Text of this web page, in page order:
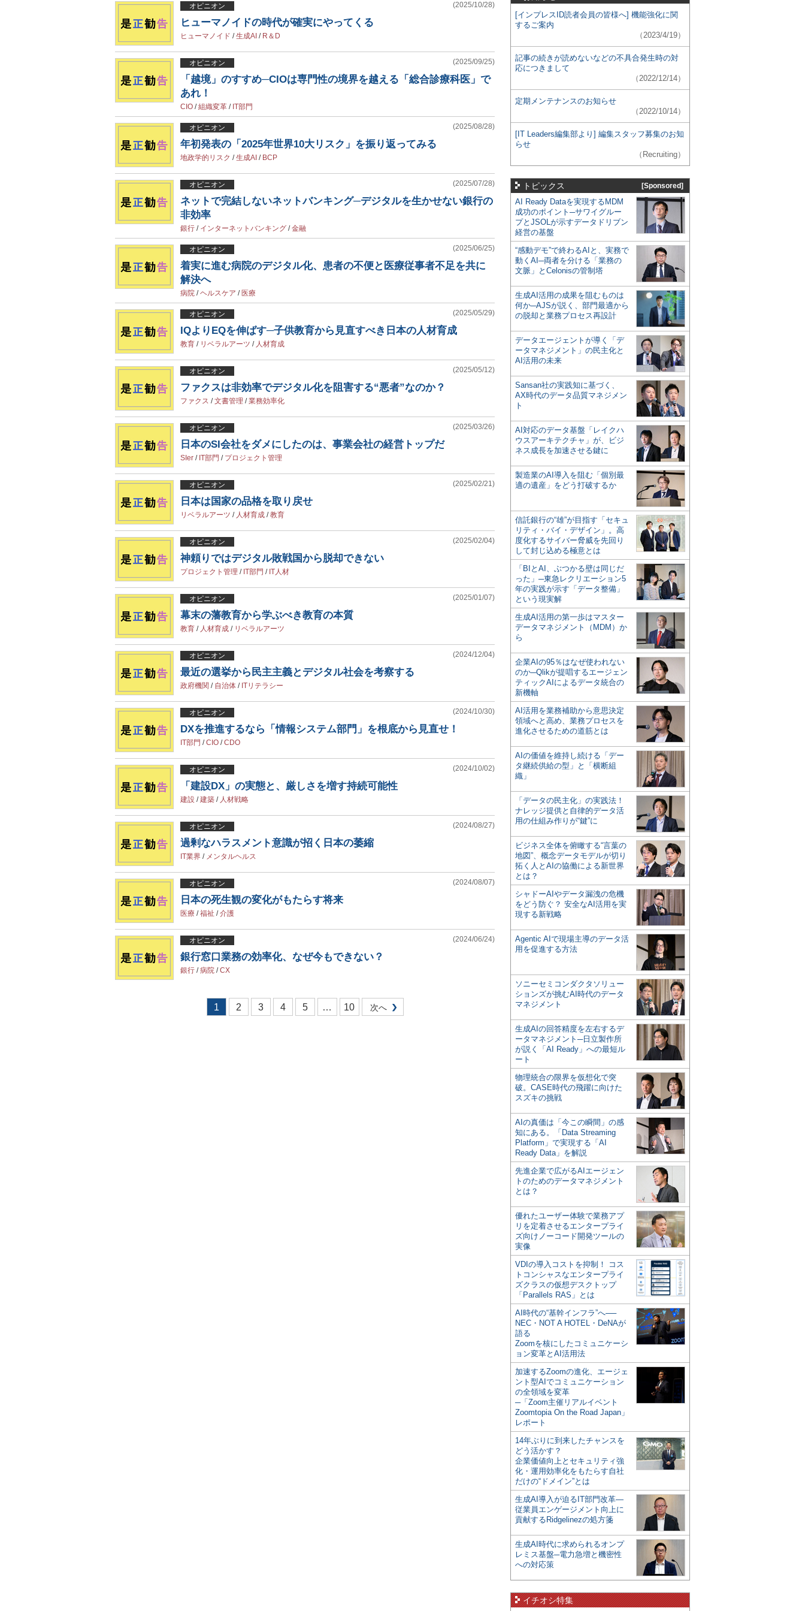
オピニオン (2025/10/28)
ヒューマノイドの時代が確実にやってくる
ヒューマノイド /生成AI / R＆D
オピニオン (2025/09/25)
「越境」のすすめ─CIOは専門性の境界を越える「総合診療科医」で
あれ！
CIO /組織変革 / IT部門
オピニオン (2025/08/28)
年初発表の「2025年世界10大リスク」を振り返ってみる
地政学的リスク /生成AI / BCP
オピニオン (2025/07/28)
ネットで完結しないネットバンキング─デジタルを生かせない銀行の
非効率
銀行 / インターネットバンキング /金融
オピニオン (2025/06/25)
着実に進む病院のデジタル化、患者の不便と医療従事者不足を共に
解決へ
病院 /ヘルスケア / 医療
オピニオン (2025/05/29)
IQよりEQを伸ばす─子供教育から見直すべき日本の人材育成
教育 / リベラルアーツ / 人材育成
オピニオン (2025/05/12)
ファクスは非効率でデジタル化を阻害する“悪者”なのか？
ファクス /文書管理 /業務効率化
オピニオン (2025/03/26)
日本のSI会社をダメにしたのは、事業会社の経営トップだ
SIer / IT部門 / プロジェクト管理
オピニオン (2025/02/21)
日本は国家の品格を取り戻せ
リベラルアーツ / 人材育成 /教育
オピニオン (2025/02/04)
神頼りではデジタル敗戦国から脱却できない
プロジェクト管理 / IT部門 / IT人材
オピニオン (2025/01/07)
幕末の藩教育から学ぶべき教育の本質
教育 / 人材育成 / リベラルアーツ
オピニオン (2024/12/04)
最近の選挙から民主主義とデジタル社会を考察する
政府機関 / 自治体 / ITリテラシー
オピニオン (2024/10/30)
DXを推進するなら「情報システム部門」を根底から見直せ！
IT部門 /CIO /CDO
オピニオン (2024/10/02)
「建設DX」の実態と、厳しさを増す持続可能性
建設 /建築 / 人材戦略
オピニオン (2024/08/27)
過剰なハラスメント意識が招く日本の萎縮
IT業界 / メンタルヘルス
オピニオン (2024/08/07)
日本の死生観の変化がもたらす将来
医療 /福祉 /介護
オピニオン (2024/06/24)
銀行窓口業務の効率化、なぜ今もできない？
銀行 /病院 /CX
1 2 3 4 5 … 10 次へ
[インプレスID読者会員の皆様へ] 機能強化に関
するご案内
（2023/4/19）
記事の続きが読めないなどの不具合発生時の対
応につきまして
（2022/12/14）
定期メンテナンスのお知らせ
（2022/10/14）
[IT Leaders編集部より] 編集スタッフ募集のお知
らせ
（Recruiting）
トピックス [Sponsored]
AI Ready Dataを実現するMDM
成功のポイント─サワイグルー
プとJSOLが示すデータドリブン
経営の基盤
“感動デモ”で終わるAIと、実務で
動くAI─両者を分ける「業務の
文脈」とCelonisの管制塔
生成AI活用の成果を阻むものは
何か─AJSが説く、部門最適から
の脱却と業務プロセス再設計
データエージェントが導く「デ
ータマネジメント」の民主化と
AI活用の未来
Sansan社の実践知に基づく、
AX時代のデータ品質マネジメン
ト
AI対応のデータ基盤「レイクハ
ウスアーキテクチャ」が、ビジ
ネス成長を加速させる鍵に
製造業のAI導入を阻む「個別最
適の遺産」をどう打破するか
信託銀行の“雄”が目指す「セキュ
リティ・バイ・デザイン」。高
度化するサイバー脅威を先回り
して封じ込める極意とは
「BIとAI、ぶつかる壁は同じだ
った」─東急レクリエーション5
年の実践が示す「データ整備」
という現実解
生成AI活用の第一歩はマスター
データマネジメント（MDM）か
ら
企業AIの95％はなぜ使われない
のか─Qlikが提唱するエージェン
ティックAIによるデータ統合の
新機軸
AI活用を業務補助から意思決定
領域へと高め、業務プロセスを
進化させるための道筋とは
AIの価値を維持し続ける「デー
タ継続供給の型」と「横断組
織」
「データの民主化」の実践法！
ナレッジ提供と自律的データ活
用の仕組み作りが“鍵”に
ビジネス全体を俯瞰する“言葉の
地図”、概念データモデルが切り
拓く人とAIの協働による新世界
とは？
シャドーAIやデータ漏洩の危機
をどう防ぐ？ 安全なAI活用を実
現する新戦略
Agentic AIで現場主導のデータ活
用を促進する方法
ソニーセミコンダクタソリュー
ションズが挑むAI時代のデータ
マネジメント
生成AIの回答精度を左右するデ
ータマネジメント─日立製作所
が説く「AI Ready」への最短ル
ート
物理統合の限界を仮想化で突
破。CASE時代の飛躍に向けた
スズキの挑戦
AIの真価は「今この瞬間」の感
知にある。「Data Streaming
Platform」で実現する「AI
Ready Data」を解説
先進企業で広がるAIエージェン
トのためのデータマネジメント
とは？
優れたユーザー体験で業務アプ
リを定着させるエンタープライ
ズ向けノーコード開発ツールの
実像
VDIの導入コストを抑制！ コス
トコンシャスなエンタープライ
ズクラスの仮想デスクトップ
「Parallels RAS」とは
AI時代の“基幹インフラ”へ──
NEC・NOT A HOTEL・DeNAが
語る
Zoomを核にしたコミュニケーシ
ョン変革とAI活用法
加速するZoomの進化、エージェ
ント型AIでコミュニケーション
の全領域を変革
─「Zoom主催リアルイベント
Zoomtopia On the Road Japan」
レポート
14年ぶりに到来したチャンスを
どう活かす？
企業価値向上とセキュリティ強
化・運用効率化をもたらす自社
だけの“ドメイン”とは
生成AI導入が迫るIT部門改革―
従業員エンゲージメント向上に
貢献するRidgelinezの処方箋
生成AI時代に求められるオンプ
レミス基盤─電力急増と機密性
への対応策
イチオシ特集